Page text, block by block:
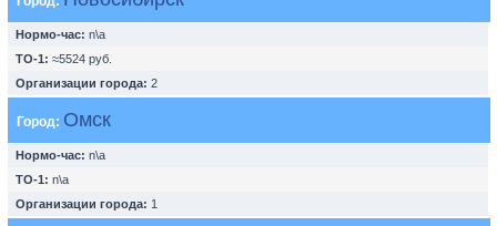
Нормо-час: n\a
ТО-1: ≈5524 руб.
Организации города: 2
Город: Омск
Нормо-час: n\a
ТО-1: n\a
Организации города: 1